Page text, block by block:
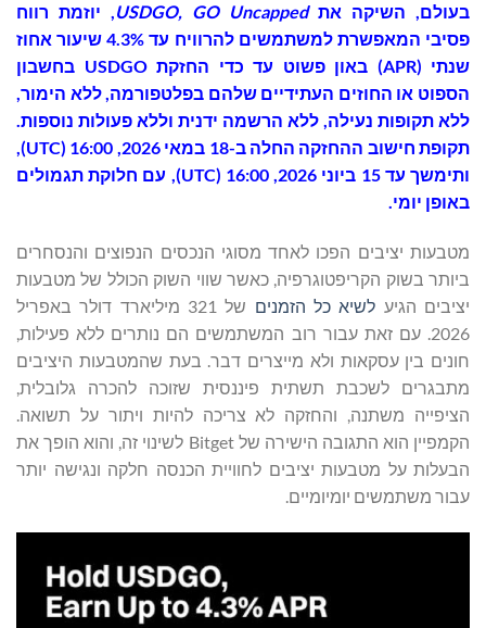
בעולם, השיקה אתUSDGO, GO Uncapped, יוזמת רווח
פסיבי המאפשרת למשתמשים להרוויח עד 4.3% שיעור אחוז
שנתי (APR) באון פשוט עד כדי החזקת USDGO בחשבון
הספוט או החוזים העתידיים שלהם בפלטפורמה, ללא הימור,
ללא תקופות נעילה, ללא הרשמה ידנית וללא פעולות נוספות.
תקופת חישוב ההחזקה החלה ב-18 במאי 2026, 16:00 (UTC),
ותימשך עד 15 ביוני 2026, 16:00 (UTC), עם חלוקת תגמולים
באופן יומי.
מטבעות יציבים הפכו לאחד מסוגי הנכסים הנפוצים והנסחרים
ביותר בשוק הקריפטוגרפיה, כאשר שווי השוק הכולל של מטבעות
יציבים הגיע לשיא כל הזמנים
של 321 מיליארד דולר באפריל
2026. עם זאת עבור רוב המשתמשים הם נותרים ללא פעילות,
חונים בין עסקאות ולא מייצרים דבר. בעת שהמטבעות היציבים
מתבגרים לשכבת תשתית פיננסית שזוכה להכרה גלובלית,
הציפייה משתנה, והחזקה לא צריכה להיות ויתור על תשואה.
הקמפיין הוא התגובה הישירה של Bitget לשינוי זה, והוא הופך את
הבעלות על מטבעות יציבים לחוויית הכנסה חלקה ונגישה יותר
עבור משתמשים יומיומיים.